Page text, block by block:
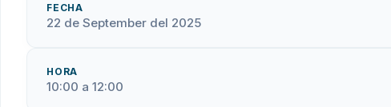
FECHA
22 de September del 2025
HORA
10:00 a 12:00